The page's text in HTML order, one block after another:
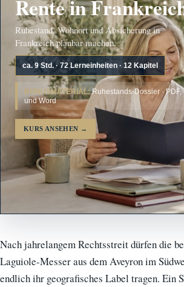
Rente in
Ruhestand, Wohnort und Absicherung in
Frankreich planbar machen.
ca. 9 Std. · 72 Lerneinheiten · 12 Kapitel
BONUSMATERIAL:Ruhestands-Dossier · PDF,
und Word
KURS ANSEHEN →
Nach jahrelangem Rechtsstreit dürfen die
Laguiole-Messer aus dem Aveyron im
endlich ihr geografisches Label tragen. Ein